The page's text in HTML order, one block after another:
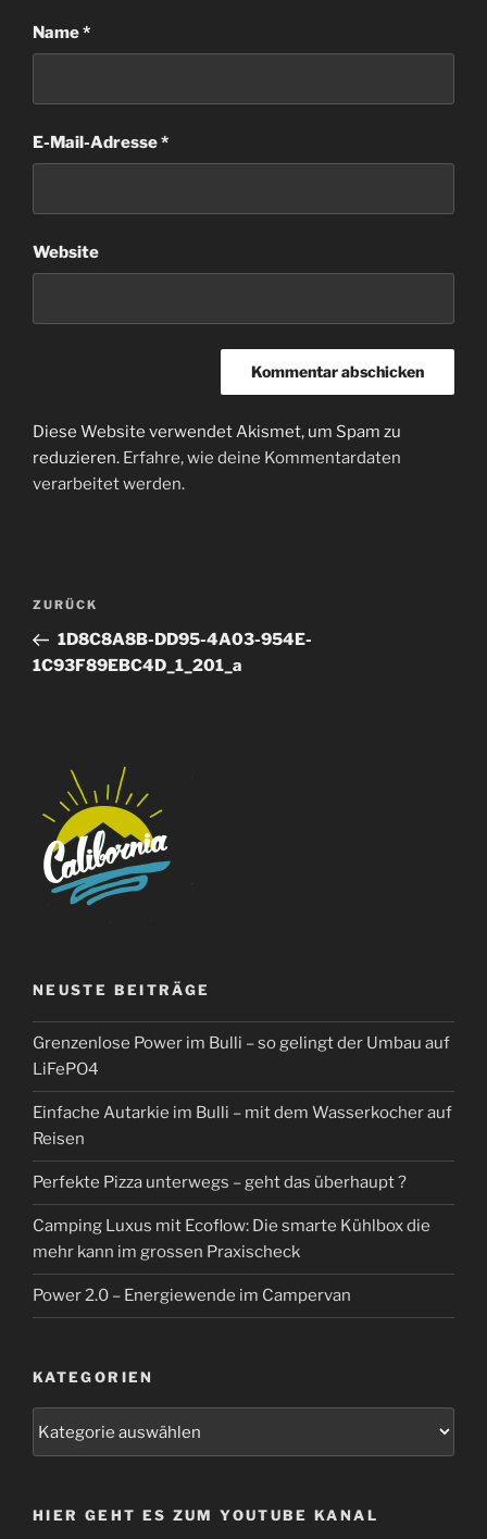
Name*
E-Mail-Adresse*
Website
Diese Website verwendet Akismet, um Spam zu
reduzieren. Erfahre, wie deine Kommentardaten
verarbeitet werden.
Beitragsnavigation
Vorheriger
Beitrag
ZURÜCK
1D8C8A8B-DD95-4A03-954E-
1C93F89EBC4D_1_201_a
NEUSTE BEITRÄGE
Grenzenlose Power im Bulli – so gelingt der Umbau auf
LiFePO4
Einfache Autarkie im Bulli – mit dem Wasserkocher auf
Reisen
Perfekte Pizza unterwegs – geht das überhaupt ?
Camping Luxus mit Ecoflow: Die smarte Kühlbox die
mehr kann im grossen Praxischeck
Power 2.0 – Energiewende im Campervan
KATEGORIEN
HIER GEHT ES ZUM YOUTUBE KANAL